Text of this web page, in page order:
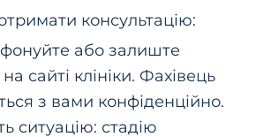
консультацію:
або залиште
сайті клініки. Фахівець
з вами конфіденційно.
ситуацію: стадію